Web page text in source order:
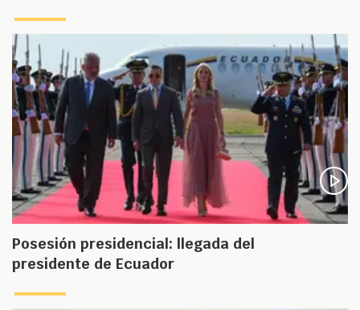
Posesión presidencial: llegada del
presidente de Ecuador